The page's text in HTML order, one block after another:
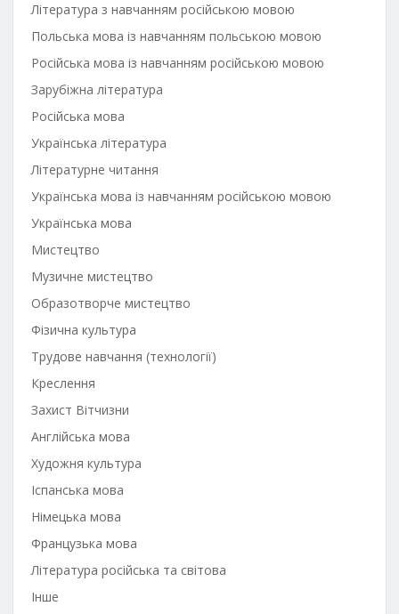
Література з навчанням російською мовою
Польська мова із навчанням польською мовою
Російська мова із навчанням російською мовою
Зарубіжна література
Російська мова
Українська література
Літературне читання
Українська мова із навчанням російською мовою
Українська мова
Мистецтво
Музичне мистецтво
Образотворче мистецтво
Фізична культура
Трудове навчання (технології)
Креслення
Захист Вітчизни
Англійська мова
Художня культура
Іспанська мова
Німецька мова
Французька мова
Література російська та світова
Інше